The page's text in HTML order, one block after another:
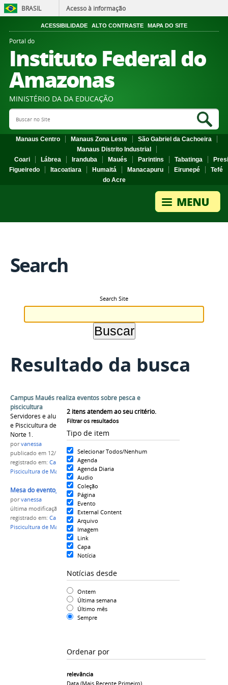
BRASIL Acesso à informação
ACESSIBILIDADE ALTO CONTRASTE MAPA DO SITE
Portal do
Instituto Federal do
Amazonas
MINISTÉRIO DA DA EDUCAÇÃO
Search Site
Manaus Centro Manaus Zona Leste
São Gabriel da Cachoeira
Manaus Distrito Industrial
Coari
Lábrea Iranduba Maués Parintins Tabatinga
Figueiredo
Itacoatiara Humaitá Manacapuru Eirunepé
Tefé
do Acre
Search
Search Site
Resultado da busca
2 itens atendem ao seu critério.
Filtrar os resultados
Tipo de item
Selecionar Todos/Nenhum
Agenda
Agenda Diaria
Audio
Coleção
Página
Evento
External Content
Arquivo
Imagem
Link
Capa
Notícia
Notícias desde
Ontem
Última semana
Último mês
Sempre
Ordenar por
relevância
Data (mais Recente Primeiro)
Campus Maués realiza eventos sobre pesca e
piscicultura
Servidores e alunos realizaram a Semana Pesca
e Piscicultura de Maués e o Fórum do NUPA
Norte 1.
porvanessa
publicado em 12/12/2016
registrado em: Campus Maués,Semana Pesca e
Piscicultura de Maués,Fórum do NUPA Norte 1
Mesa do evento_Maués.png
porvanessa
última modificação
em 12/12/2016 07h27
registrado em: Campus Maués ,
Piscicultura de Maués,Fórum do NUPA Norte 1